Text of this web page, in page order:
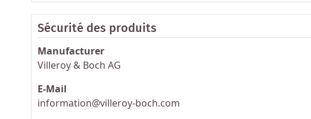
Sécurité des produits
Manufacturer
Villeroy & Boch AG
E-Mail
information@villeroy-boch.com